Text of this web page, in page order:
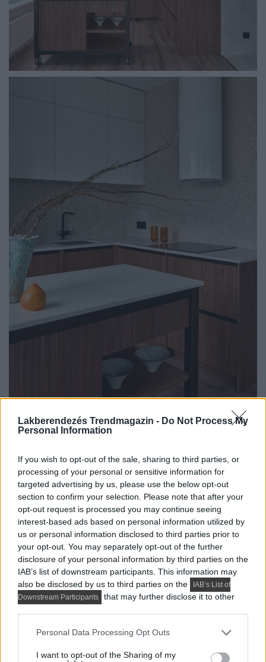
Lakberendezés Trendmagazin - Do Not Process My
Personal Information
If you wish to opt-out of the sale, sharing to third parties, or
processing of your personal or sensitive information for
targeted advertising by us, please use the below opt-out
section to confirm your selection. Please note that after your
opt-out request is processed you may continue seeing
interest-based ads based on personal information utilized by
us or personal information disclosed to third parties prior to
your opt-out. You may separately opt-out of the further
disclosure of your personal information by third parties on the
IAB’s list of downstream participants. This information may
also be disclosed by us to third parties on the
IAB’s List of
Downstream Participants
that may further disclose it to other
Please note that this website/app uses one or more Google
not limited to your visit or usage behaviour. You may click to
Personal Data Processing Opt Outs
I want to opt-out of the Sharing of my